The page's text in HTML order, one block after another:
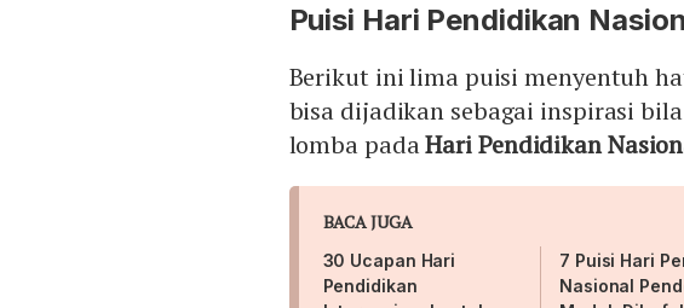
Puisi Hari Pendidikan
Berikut ini lima puisi menyentuh
bisa dijadikan sebagai inspirasi
lomba padaHari Pendidikan
BACA JUGA
30 Ucapan Hari
Pendidikan
7 Puisi Hari
Nasional